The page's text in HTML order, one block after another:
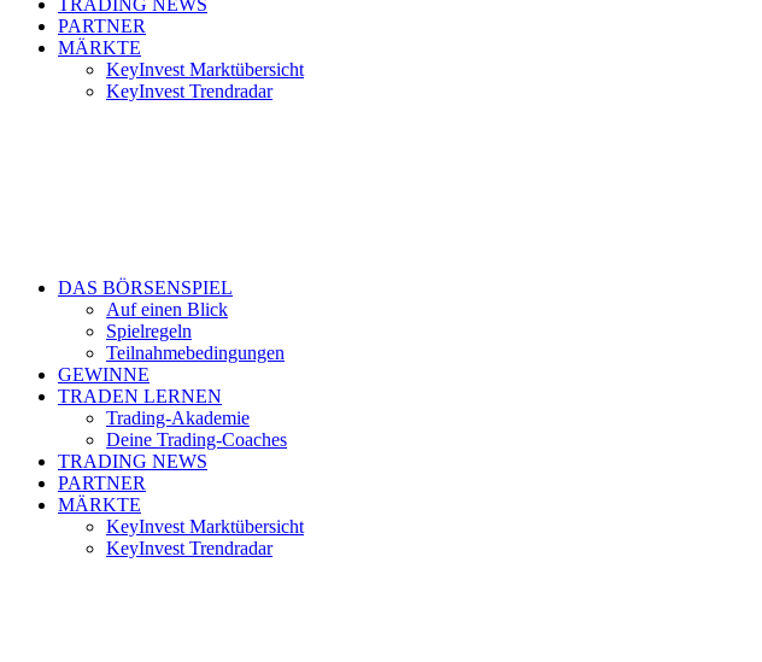
TRADING NEWS
PARTNER
MÄRKTE
KeyInvest Marktübersicht
KeyInvest Trendradar
DAS BÖRSENSPIEL
Auf einen Blick
Spielregeln
Teilnahmebedingungen
GEWINNE
TRADEN LERNEN
Trading-Akademie
Deine Trading-Coaches
TRADING NEWS
PARTNER
MÄRKTE
KeyInvest Marktübersicht
KeyInvest Trendradar